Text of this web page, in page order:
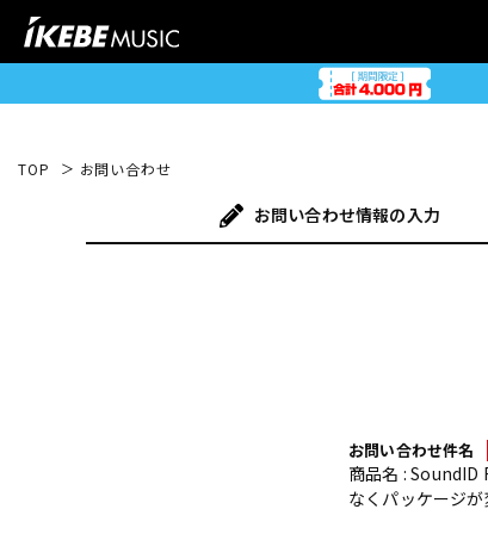
TOP お問い合わせ
お問い合わせ情報の入力
お問い合わせ件名
商品名 :
なくパッケージ